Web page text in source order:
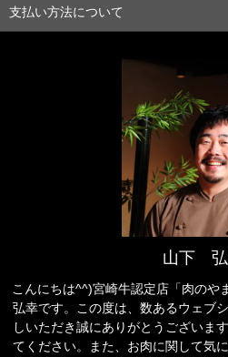
支払い方法について
山下
こんにちは^^)宮崎牛認定店「肉のや
弘幸です。この度は、数あるウェブ
しいただき誠にありがとうございま
てください。また、お肉に関して気